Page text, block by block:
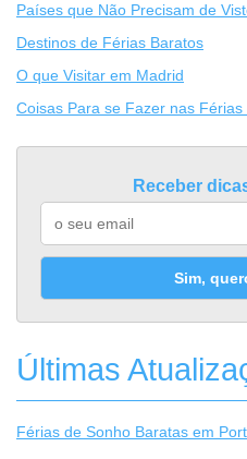
Países que Não Precisam de
Destinos de Férias Baratos
O que Visitar em Madrid
Coisas Para se Fazer nas Férias
Receber
Sim,
Últimas
Férias de Sonho Baratas em